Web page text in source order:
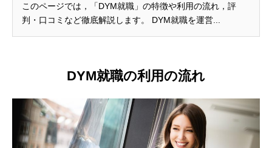
このページでは，「DYM就職」の特徴や利用の流れ，評
判・口コミなど徹底解説します。 DYM就職を運営...
DYM就職の利用の流れ